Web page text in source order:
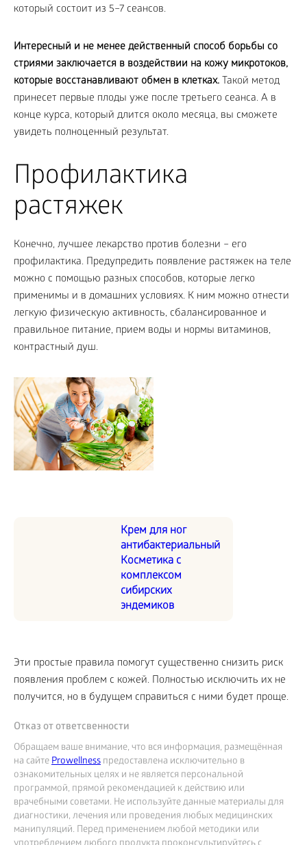
который состоит из 5–7 сеансов.
Интересный и не менее действенный способ борьбы со
стриями заключается в воздействии на кожу микротоков,
которые восстанавливают обмен в клетках. Такой метод
принесет первые плоды уже после третьего сеанса. А в
конце курса, который длится около месяца, вы сможете
увидеть полноценный результат.
Профилактика
растяжек
Конечно, лучшее лекарство против болезни – его
профилактика. Предупредить появление растяжек на теле
можно с помощью разных способов, которые легко
применимы и в домашних условиях. К ним можно отнести
легкую физическую активность, сбалансированное и
правильное питание, прием воды и нормы витаминов,
контрастный душ.
Крем для ног
антибактериальный
Косметика с
комплексом
сибирских
эндемиков
Эти простые правила помогут существенно снизить риск
появления проблем с кожей. Полностью исключить их не
получится, но в будущем справиться с ними будет проще.
Отказ от ответсвенности
Обращаем ваше внимание, что вся информация, размещённая
на сайтеProwellness предоставлена исключительно в
ознакомительных целях и не является персональной
программой, прямой рекомендацией к действию или
врачебными советами. Не используйте данные материалы для
диагностики, лечения или проведения любых медицинских
манипуляций. Перед применением любой методики или